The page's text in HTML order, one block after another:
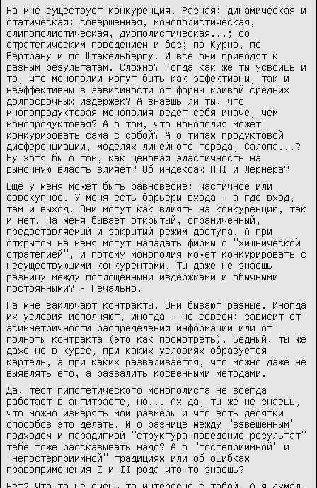
На мне существует конкуренция. Разная: динамическая и
статическая; совершенная, монополистическая,
олигополистическая, дуополистическая...; со
стратегическим поведением и без; по Курно, по
Бертрану и по Штакельбергу. И все они приводят к
разным результатам. Сложно? Тогда как же ты усвоишь и
то, что монополии могут быть как эффективны, так и
неэффективны в зависимости от формы кривой средних
долгосрочных издержек? А знаешь ли ты, что
многопродуктовая монополия ведет себя иначе, чем
монопродуктовая? А о том, что монополия может
конкурировать сама с собой? А о типах продуктовой
дифференциации, моделях линейного города, Салопа...?
Ну хотя бы о том, как ценовая эластичность на
рыночную власть влияет? Об индексах HHI и Лернера?
Еще у меня может быть равновесие: частичное или
совокупное. У меня есть барьеры входа - а где вход,
там и выход. Они могут как влиять на конкуренцию, так
и нет. На меня бывает открытый, ограниченный,
предоставляемый и закрытый режим доступа. А при
открытом на меня могут нападать фирмы с "хищнической
стратегией", и потому монополия может конкурировать с
несуществующими конкурентами. Ты даже не знаешь
разницу между поглощенными издержками и обычными
постоянными? - Печально.
На мне заключают контракты. Они бывают разные. Иногда
их условия исполняют, иногда - не совсем: зависит от
асимметричности распределения информации или от
полноты контракта (это как посмотреть). Бедный, ты же
даже не в курсе, при каких условиях образуется
картель, а при каких разваливается, что можно даже не
выявлять его, а развалить косвенными методами.
Да, тест гипотетического монополиста не всегда
работает в антитрасте, но... Ах да, ты же не знаешь,
что можно измерять мои размеры и что есть десятки
способов это делать. И о разнице между "взвешенным"
подходом и парадигмой "структура-поведение-результат"
тебе тоже рассказывать надо? А о "гостеприимной" и
"негостерприимной" традициях или об ошибках
правоприменения I и II рода что-то знаешь?